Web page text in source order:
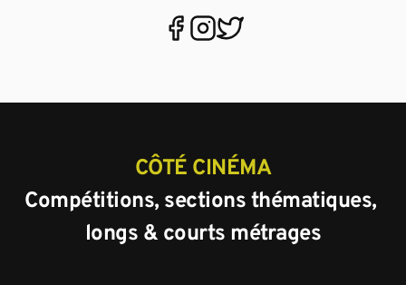
CÔTÉ CINÉMA
Compétitions, sections thématiques,
longs & courts métrages